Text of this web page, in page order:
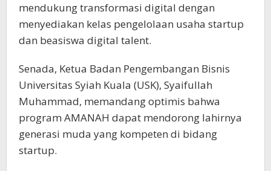
mendukung transformasi digital dengan
menyediakan kelas pengelolaan usaha startup
dan beasiswa digital talent.
Senada, Ketua Badan Pengembangan Bisnis
Universitas Syiah Kuala (USK), Syaifullah
Muhammad, memandang optimis bahwa
program AMANAH dapat mendorong lahirnya
generasi muda yang kompeten di bidang
startup.